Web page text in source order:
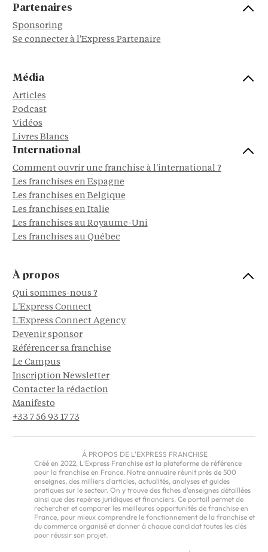
Partenaires
Sponsoring
Se connecter à l'Express Partenaire
Média
Articles
Podcast
Vidéos
Livres Blancs
International
Comment ouvrir une franchise à l'international ?
Les franchises en Espagne
Les franchises en Belgique
Les franchises en Italie
Les franchises au Royaume-Uni
Les franchises au Québec
À propos
Qui sommes-nous ?
L'Express Connect
L'Express Connect Agency
Devenir sponsor
Référencer sa franchise
Le Campus
Inscription Newsletter
Contacter la rédaction
Manifesto
+33 7 56 93 17 73
À PROPOS DE L'EXPRESS FRANCHISE
Créé en 2022, L'Express Franchise est la plateforme de référence
pour la franchise en France. Notre annuaire réunit près de 500
enseignes, des milliers d'articles, actualités, analyses et guides
pratiques sur le secteur. On y trouve des fiches d'enseignes détaillées
ainsi que des repères juridiques et financiers. Ce portail permet de
rechercher et comparer les meilleures opportunités de franchise en
France, pour mieux comprendre le fonctionnement de la franchise et
du commerce organisé et donner à chaque candidat toutes les clés
pour réussir son projet.